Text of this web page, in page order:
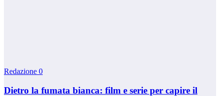
Redazione 0
Dietro la fumata bianca: film e serie per capire il